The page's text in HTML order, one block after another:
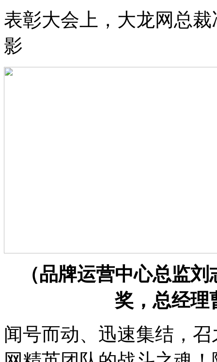
表彰大会上，大龙网总
影
（品牌运营中心总监
奖，总经理
闻号而动、迅速集结，